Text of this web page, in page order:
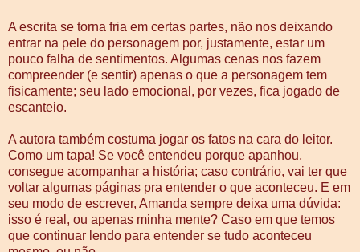
A escrita se torna fria em certas partes, não nos deixando
entrar na pele do personagem por, justamente, estar um
pouco falha de sentimentos. Algumas cenas nos fazem
compreender (e sentir) apenas o que a personagem tem
fisicamente; seu lado emocional, por vezes, fica jogado de
escanteio.
A autora também costuma jogar os fatos na cara do leitor.
Como um tapa! Se você entendeu porque apanhou,
consegue acompanhar a história; caso contrário, vai ter que
voltar algumas páginas pra entender o que aconteceu. E em
seu modo de escrever, Amanda sempre deixa uma dúvida:
isso é real, ou apenas minha mente? Caso em que temos
que continuar lendo para entender se tudo aconteceu